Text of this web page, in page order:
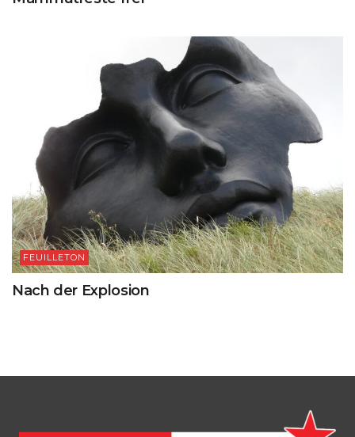
FEUILLETON
Nach der Explosion